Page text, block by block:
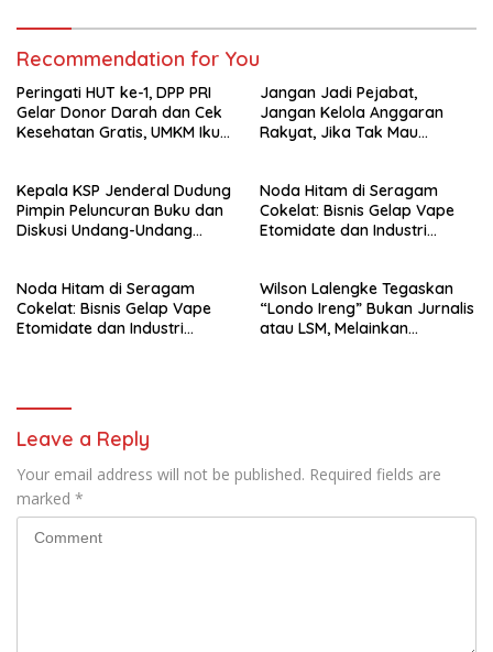
Recommendation for You
Peringati HUT ke-1, DPP PRI
Gelar Donor Darah dan Cek
Kesehatan Gratis, UMKM Ikut
Jangan Jadi Pejabat,
Jangan Kelola Anggaran
Rakyat, Jika Tak Mau
Kepala KSP Jenderal Dudung
Pimpin Peluncuran Buku dan
Diskusi Undang-Undang
Noda Hitam di Seragam
Cokelat: Bisnis Gelap Vape
Etomidate dan Industri
Noda Hitam di Seragam
Cokelat: Bisnis Gelap Vape
Etomidate dan Industri
Wilson Lalengke Tegaskan
“Londo Ireng” Bukan Jurnalis
atau LSM, Melainkan
Leave a Reply
Your email address will not be published. Required fields are
marked *